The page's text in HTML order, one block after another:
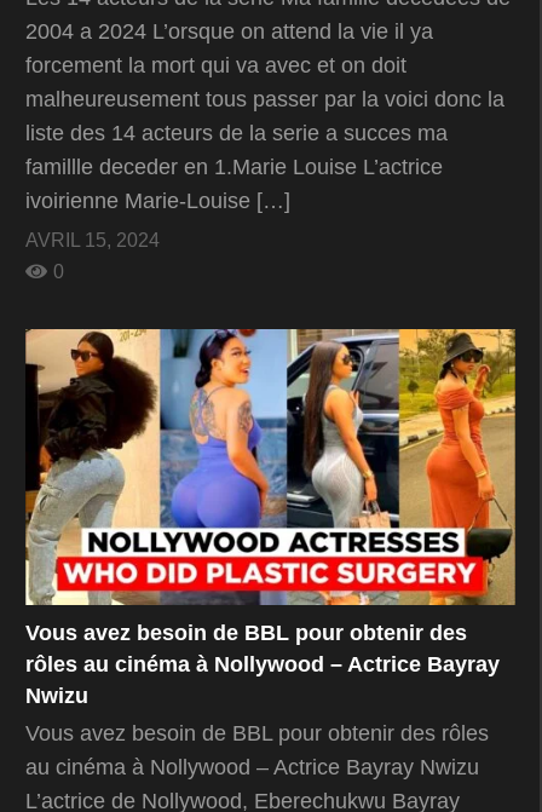
2004 a 2024 L’orsque on attend la vie il ya
forcement la mort qui va avec et on doit
malheureusement tous passer par la voici donc la
liste des 14 acteurs de la serie a succes ma
famillle deceder en 1.Marie Louise L’actrice
ivoirienne Marie-Louise […]
AVRIL 15, 2024
0
Vous avez besoin de BBL pour obtenir des
rôles au cinéma à Nollywood – Actrice Bayray
Nwizu
Vous avez besoin de BBL pour obtenir des rôles
au cinéma à Nollywood – Actrice Bayray Nwizu
L’actrice de Nollywood, Eberechukwu Bayray